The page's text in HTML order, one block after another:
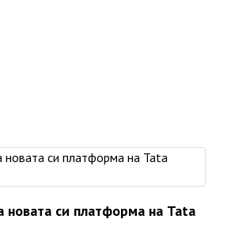
новата си платформа на Tata